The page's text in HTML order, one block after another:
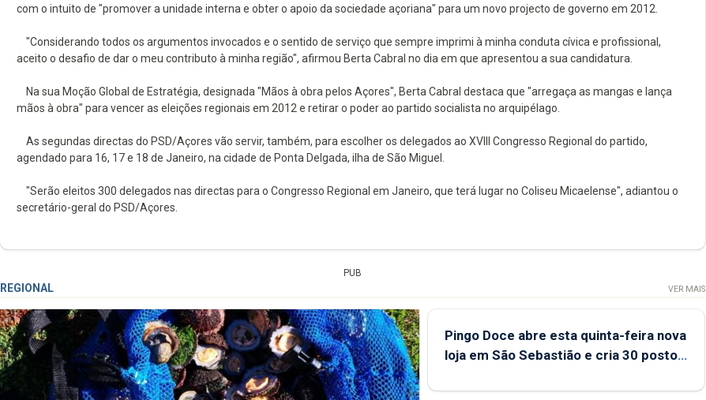
com o intuito de "promover a unidade interna e obter o apoio da sociedade açoriana" para um novo projecto de governo em 2012.
"Considerando todos os argumentos invocados e o sentido de serviço que sempre imprimi à minha conduta cívica e profissional,
aceito o desafio de dar o meu contributo à minha região", afirmou Berta Cabral no dia em que apresentou a sua candidatura.
Na sua Moção Global de Estratégia, designada "Mãos à obra pelos Açores", Berta Cabral destaca que "arregaça as mangas e lança
mãos à obra" para vencer as eleições regionais em 2012 e retirar o poder ao partido socialista no arquipélago.
As segundas directas do PSD/Açores vão servir, também, para escolher os delegados ao XVIII Congresso Regional do partido,
agendado para 16, 17 e 18 de Janeiro, na cidade de Ponta Delgada, ilha de São Miguel.
"Serão eleitos 300 delegados nas directas para o Congresso Regional em Janeiro, que terá lugar no Coliseu Micaelense", adiantou o
secretário-geral do PSD/Açores.
PUB
REGIONAL VER MAIS
Pingo Doce abre esta quinta-feira nova
loja em São Sebastião e cria 30 postos